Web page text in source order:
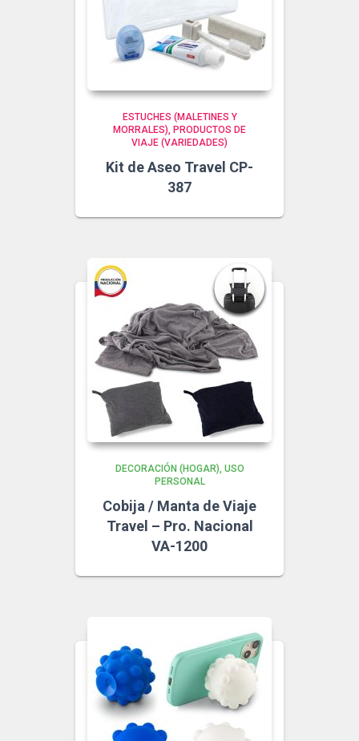
ESTUCHES (MALETINES Y
MORRALES)
PRODUCTOS DE
VIAJE (VARIEDADES)
Kit de Aseo Travel CP-
387
DECORACIÓN (HOGAR) USO
PERSONAL
Cobija / Manta de Viaje
Travel – Pro. Nacional
VA-1200